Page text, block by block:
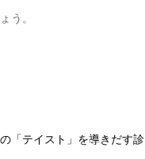
う。
「テイスト」を導きだす診